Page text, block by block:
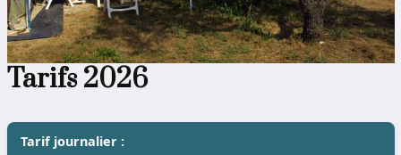
Tarifs 2026
Tarif journalier :